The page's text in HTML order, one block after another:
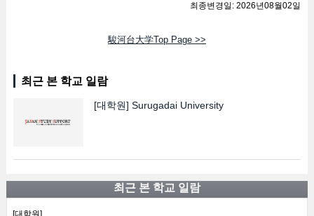
최종변경일: 2026년08월02일
駿河台大学Top Page >>
최근 본 학교 일람
[대학원] Surugadai University
최근 본 학교 일람
[대학원]